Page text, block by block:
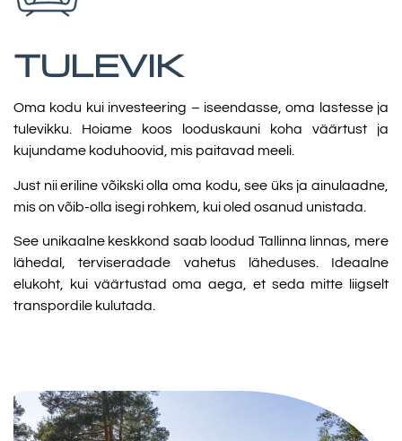
TULEVIK
Oma kodu kui investeering – iseendasse, oma lastesse ja
tulevikku. Hoiame koos looduskauni koha väärtust ja
kujundame koduhoovid, mis paitavad meeli.
Just nii eriline võikski olla oma kodu, see üks ja ainulaadne,
mis on võib-olla isegi rohkem, kui oled osanud unistada.
See unikaalne keskkond saab loodud Tallinna linnas, mere
lähedal, terviseradade vahetus läheduses. Ideaalne
elukoht, kui väärtustad oma aega, et seda mitte liigselt
transpordile kulutada.